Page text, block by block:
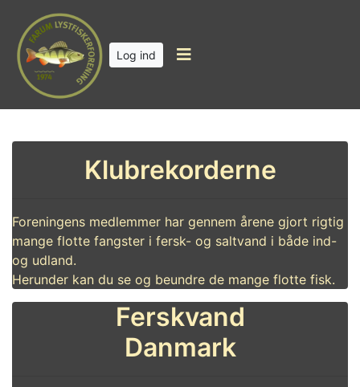
Log ind
Klubrekorderne
Foreningens medlemmer har gennem årene gjort rigtig
mange flotte fangster i fersk- og saltvand i både ind-
og udland.
Herunder kan du se og beundre de mange flotte fisk.
Ferskvand
Danmark